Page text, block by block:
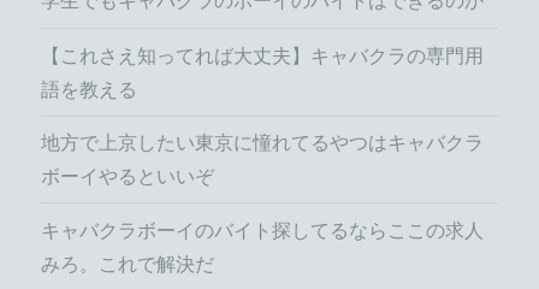
【これさえ知ってれば大丈夫】キャバクラの専門用
語を教える
地方で上京したい東京に憧れてるやつはキャバクラ
ボーイやるといいぞ
キャバクラボーイのバイト探してるならここの求人
みろ。これで解決だ